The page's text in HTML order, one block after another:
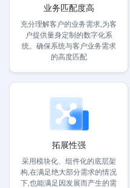
业务匹配度高
充分理解客户的业务需求,为客
户提供量身定制的数字化系
统。确保系统与客户业务需求
的高度匹配
拓展性强
采用模块化、组件化的底层架
构,在满足绝大部分需求的情况
下,也能满足因发展而产生的需